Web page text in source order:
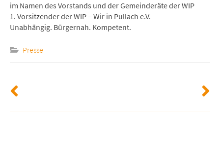
im Namen des Vorstands und der Gemeinderäte der WIP
1. Vorsitzender der WIP – Wir in Pullach e.V.
Unabhängig. Bürgernah. Kompetent.
Presse